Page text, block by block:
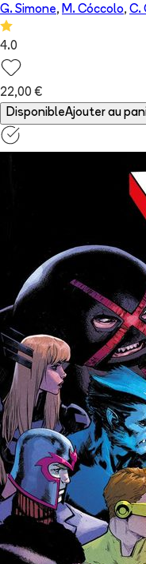
G. Simone, M. Cóccolo, C.
4.0
22,00 €
DisponibleAjouter au